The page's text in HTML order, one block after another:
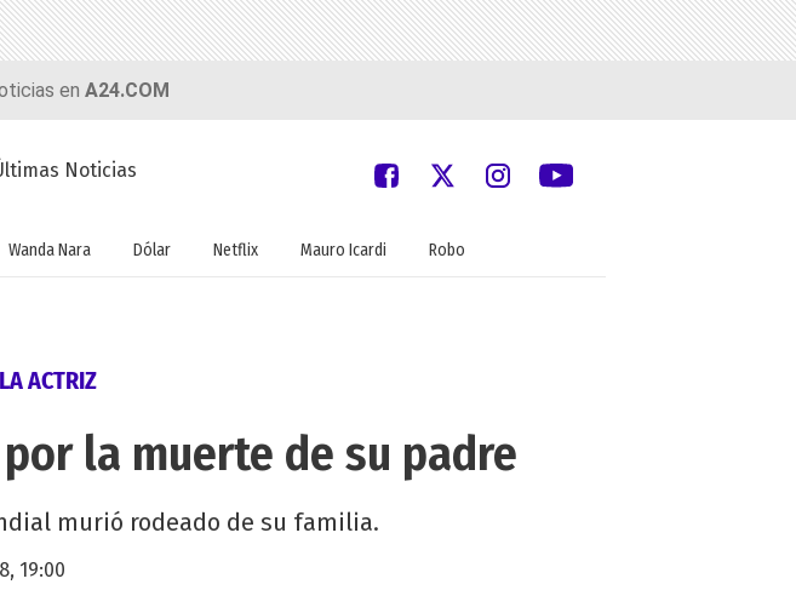
en A24.COM
Noticias
Wanda Nara Dólar Netflix Mauro Icardi Robo
ACTRIZ
la muerte de su padre
murió rodeado de su familia.
19:00